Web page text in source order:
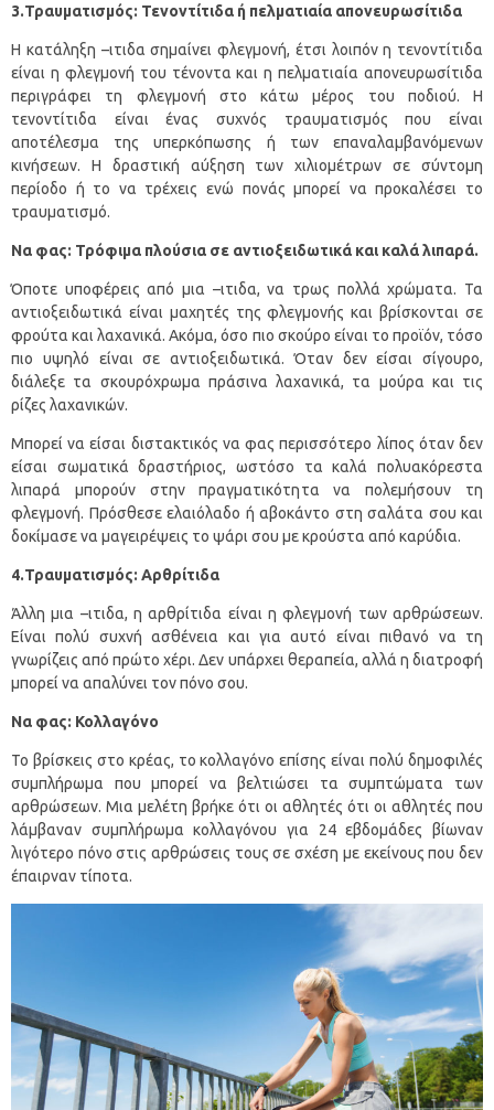
3.Τραυματισμός: Τενοντίτιδα ή πελματιαία απονευρωσίτιδα
Η κατάληξη –ιτιδα σημαίνει φλεγμονή, έτσι λοιπόν η τενοντίτιδα
είναι η φλεγμονή του τένοντα και η πελματιαία απονευρωσίτιδα
περιγράφει τη φλεγμονή στο κάτω μέρος του ποδιού. Η
τενοντίτιδα είναι ένας συχνός τραυματισμός που είναι
αποτέλεσμα της υπερκόπωσης ή των επαναλαμβανόμενων
κινήσεων. Η δραστική αύξηση των χιλιομέτρων σε σύντομη
περίοδο ή το να τρέχεις ενώ πονάς μπορεί να προκαλέσει το
τραυματισμό.
Να φας: Τρόφιμα πλούσια σε αντιοξειδωτικά και καλά λιπαρά.
Όποτε υποφέρεις από μια –ιτιδα, να τρως πολλά χρώματα. Τα
αντιοξειδωτικά είναι μαχητές της φλεγμονής και βρίσκονται σε
φρούτα και λαχανικά. Ακόμα, όσο πιο σκούρο είναι το προϊόν, τόσο
πιο υψηλό είναι σε αντιοξειδωτικά. Όταν δεν είσαι σίγουρο,
διάλεξε τα σκουρόχρωμα πράσινα λαχανικά, τα μούρα και τις
ρίζες λαχανικών.
Μπορεί να είσαι διστακτικός να φας περισσότερο λίπος όταν δεν
είσαι σωματικά δραστήριος, ωστόσο τα καλά πολυακόρεστα
λιπαρά μπορούν στην πραγματικότητα να πολεμήσουν τη
φλεγμονή. Πρόσθεσε ελαιόλαδο ή αβοκάντο στη σαλάτα σου και
δοκίμασε να μαγειρέψεις το ψάρι σου με κρούστα από καρύδια.
4.Τραυματισμός: Αρθρίτιδα
Άλλη μια –ιτιδα, η αρθρίτιδα είναι η φλεγμονή των αρθρώσεων.
Είναι πολύ συχνή ασθένεια και για αυτό είναι πιθανό να τη
γνωρίζεις από πρώτο χέρι. Δεν υπάρχει θεραπεία, αλλά η διατροφή
μπορεί να απαλύνει τον πόνο σου.
Να φας: Κολλαγόνο
Το βρίσκεις στο κρέας, το κολλαγόνο επίσης είναι πολύ δημοφιλές
συμπλήρωμα που μπορεί να βελτιώσει τα συμπτώματα των
αρθρώσεων. Μια μελέτη βρήκε ότι οι αθλητές ότι οι αθλητές που
λάμβαναν συμπλήρωμα κολλαγόνου για 24 εβδομάδες βίωναν
λιγότερο πόνο στις αρθρώσεις τους σε σχέση με εκείνους που δεν
έπαιρναν τίποτα.